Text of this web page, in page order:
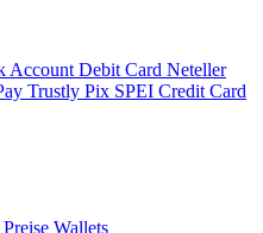
Account Debit Card Neteller
Trustly Pix SPEI Credit Card
Preise Wallets